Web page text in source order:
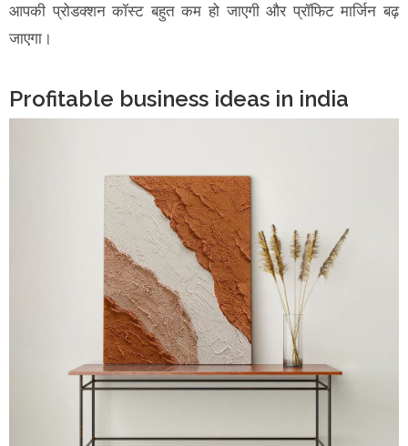
आपकी प्रोडक्शन कॉस्ट बहुत कम हो जाएगी और प्रॉफिट मार्जिन बढ़
जाएगा।
Profitable business ideas in india